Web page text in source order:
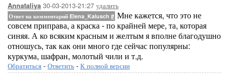
Annataliya 30-03-2013-21:27 удалить
Ответ на комментарий Elena_Kalusch # Мне кажется, что это не
совсем приправа, а краска - по крайней мере, та, которая
синяя. А ко всяким красным и желтым я вполне благодушно
отношусь, так как они много где сейчас популярны:
куркума, шафран, молотый чили и т.д.
Обратиться - Ответить - К полной версии